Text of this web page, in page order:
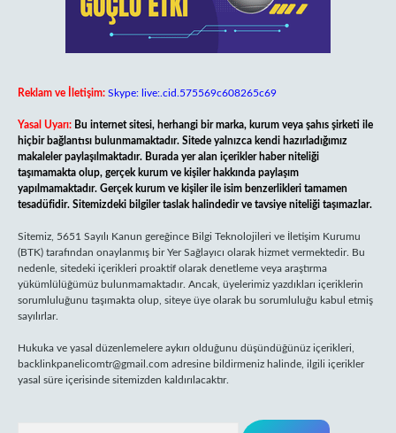
Reklam ve İletişim: Skype: live:.cid.575569c608265c69
Yasal Uyarı: Bu internet sitesi, herhangi bir marka, kurum veya şahıs şirketi ile
hiçbir bağlantısı bulunmamaktadır. Sitede yalnızca kendi hazırladığımız
makaleler paylaşılmaktadır. Burada yer alan içerikler haber niteliği
taşımamakta olup, gerçek kurum ve kişiler hakkında paylaşım
yapılmamaktadır. Gerçek kurum ve kişiler ile isim benzerlikleri tamamen
tesadüfidir. Sitemizdeki bilgiler taslak halindedir ve tavsiye niteliği taşımazlar.
Sitemiz, 5651 Sayılı Kanun gereğince Bilgi Teknolojileri ve İletişim Kurumu
(BTK) tarafından onaylanmış bir Yer Sağlayıcı olarak hizmet vermektedir. Bu
nedenle, sitedeki içerikleri proaktif olarak denetleme veya araştırma
yükümlülüğümüz bulunmamaktadır. Ancak, üyelerimiz yazdıkları içeriklerin
sorumluluğunu taşımakta olup, siteye üye olarak bu sorumluluğu kabul etmiş
sayılırlar.
Hukuka ve yasal düzenlemelere aykırı olduğunu düşündüğünüz içerikleri,
backlinkpanelicomtr@gmail.com adresine bildirmeniz halinde, ilgili içerikler
yasal süre içerisinde sitemizden kaldırılacaktır.